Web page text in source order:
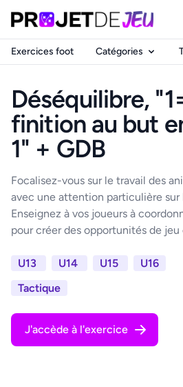
Exercices foot Catégories
Déséquilibre,
finition au but
1" + GDB
Focalisez-vous sur le travail des
avec une attention particulière sur
Enseignez à vos joueurs à
pour créer des opportunités de jeu
U13 U14 U15
U16
Tactique
J'accède à l'exercice